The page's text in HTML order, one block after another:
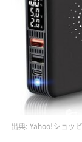
出典: Yahoo!ショッ